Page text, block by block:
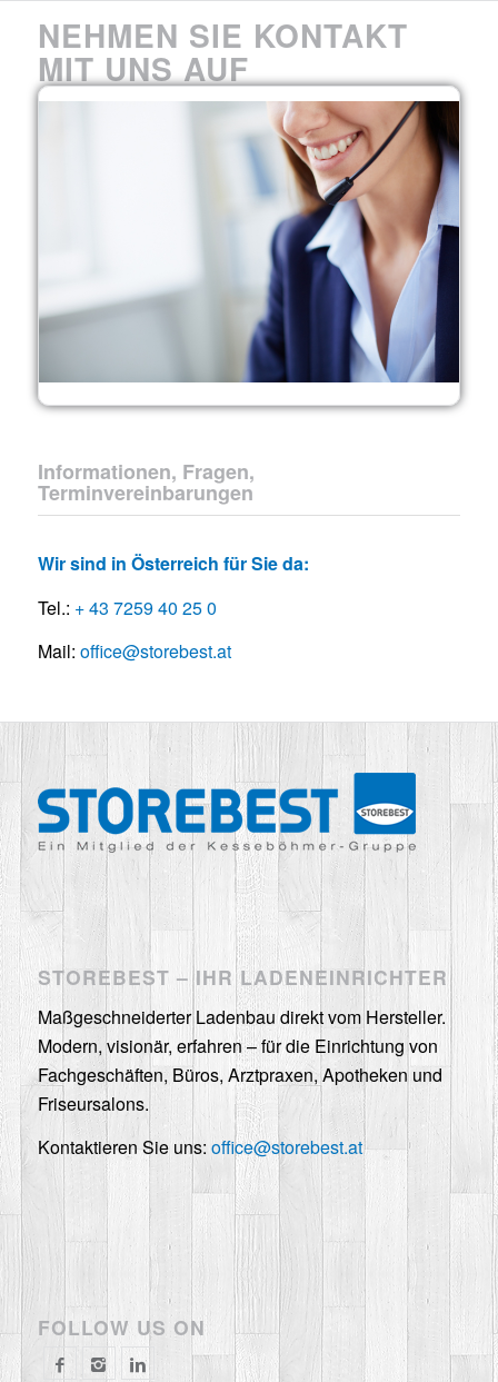
NEHMEN SIE KONTAKT
MIT UNS AUF
Informationen, Fragen,
Terminvereinbarungen
Wir sind in Österreich für Sie da:
Tel.: + 43 7259 40 25 0
Mail: office@storebest.at
STOREBEST – IHR LADENEINRICHTER
Maßgeschneiderter Ladenbau direkt vom Hersteller.
Modern, visionär, erfahren – für die Einrichtung von
Fachgeschäften, Büros, Arztpraxen, Apotheken und
Friseursalons.
Kontaktieren Sie uns: office@storebest.at
FOLLOW US ON